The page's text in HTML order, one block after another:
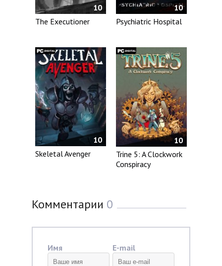
10
The Executioner
10
Psychiatric Hospital
10
Skeletal Avenger
10
Trine 5: A Clockwork
Conspiracy
Комментарии 0
Имя E-mail